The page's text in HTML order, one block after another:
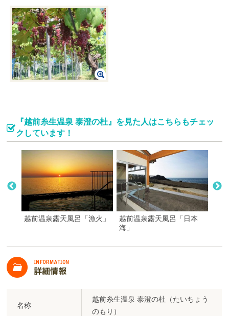
『越前糸生温泉 泰澄の杜』を見た人はこちらもチェッ
クしています！
越前温泉露天風呂「漁火」
越前温泉露天風呂「日本
海」
名称
越前糸生温泉 泰澄の杜（たいちょう
のもり）